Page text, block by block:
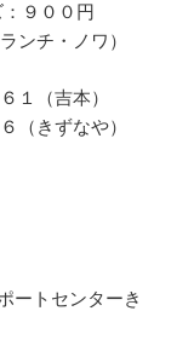
９００円
ンチ・ノワ）
１（吉本）
きずなや）
トセンターき